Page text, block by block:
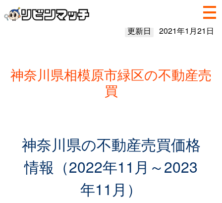
更新日 2021年1月21日
神奈川県相模原市緑区の不動産売
買
神奈川県の不動産売買価格
情報（2022年11月～2023
年11月）